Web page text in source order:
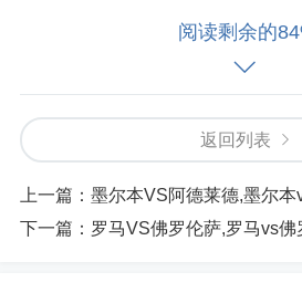
进一步破灭。皇马马竞关键战
阿扎尔复出；马竞主场对阵赫
队后球队计划引进米利克补
机：新冠疫情威胁英超联赛，可
6、北京时间10月17日22：00
技客场1-0暂时领先塞尔塔，上
阅读剩余的
返回列表
上一篇： 墨尔本VS阿德莱德,墨尔本
下一篇： 罗马VS佛罗伦萨,罗马vs